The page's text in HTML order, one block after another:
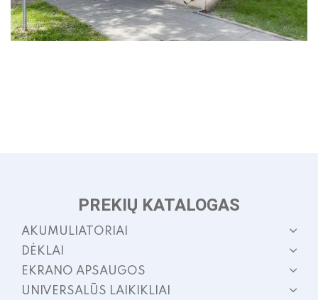
PREKIŲ KATALOGAS
AKUMULIATORIAI
DĖKLAI
EKRANO APSAUGOS
UNIVERSALŪS LAIKIKLIAI